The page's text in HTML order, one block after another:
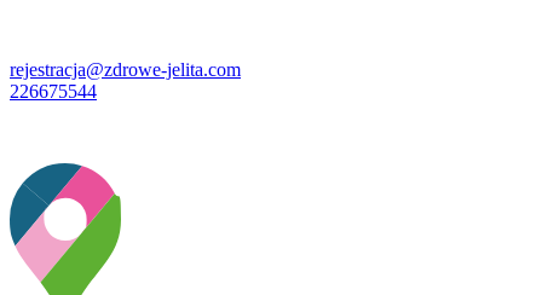
rejestracja@zdrowe-jelita.com
226675544